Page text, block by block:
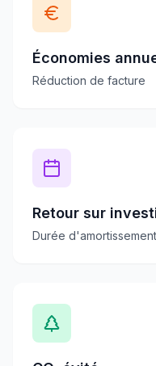
Économies
Réduction de facture
Retour sur
Durée d'amortissement